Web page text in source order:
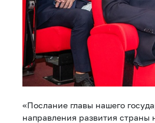
«Послание главы нашего
направления развития